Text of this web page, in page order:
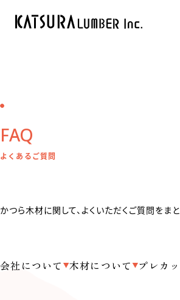
FAQ
よくあるご質問
かつら木材に関して、よくいただくご質問をまと
会社について 木材について プレカ